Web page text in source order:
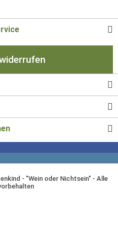
- "Wein oder Nichtsein" - Alle